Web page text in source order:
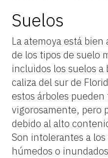
Suelos
La atemoya está bien
de los tipos de suelo
incluidos los suelos a
caliza del sur de
estos árboles
vigorosamente, pero
debido al alto
Son intolerantes a
húmedos o